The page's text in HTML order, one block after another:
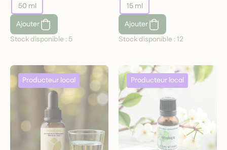
50 ml
Ajouter
Stock disponible : 5
15 ml
Ajouter
Stock disponible :12